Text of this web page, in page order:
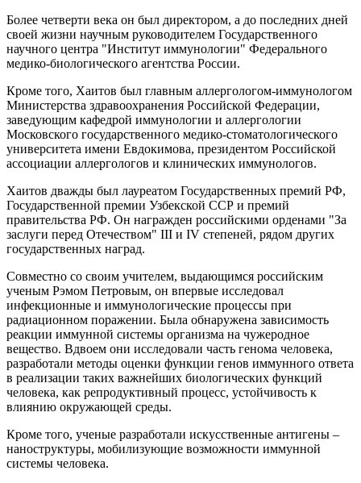
Более четверти века он был директором, а до последних дней
своей жизни научным руководителем Государственного
научного центра "Институт иммунологии" Федерального
медико-биологического агентства России.
Кроме того, Хаитов был главным аллергологом-иммунологом
Министерства здравоохранения Российской Федерации,
заведующим кафедрой иммунологии и аллергологии
Московского государственного медико-стоматологического
университета имени Евдокимова, президентом Российской
ассоциации аллергологов и клинических иммунологов.
Хаитов дважды был лауреатом Государственных премий РФ,
Государственной премии Узбекской ССР и премий
правительства РФ. Он награжден российскими орденами "За
заслуги перед Отечеством" III и IV степеней, рядом других
государственных наград.
Совместно со своим учителем, выдающимся российским
ученым Рэмом Петровым, он впервые исследовал
инфекционные и иммунологические процессы при
радиационном поражении. Была обнаружена зависимость
реакции иммунной системы организма на чужеродное
вещество. Вдвоем они исследовали часть генома человека,
разработали методы оценки функции генов иммунного ответа
в реализации таких важнейших биологических функций
человека, как репродуктивный процесс, устойчивость к
влиянию окружающей среды.
Кроме того, ученые разработали искусственные антигены –
наноструктуры, мобилизующие возможности иммунной
системы человека.